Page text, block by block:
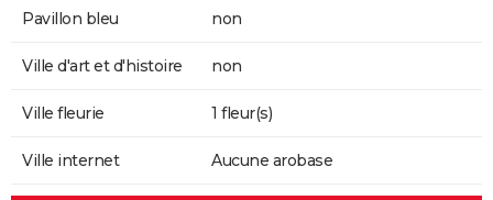
Pavillon bleu non
Ville d'art et d'histoire non
Ville fleurie 1 fleur(s)
Ville internet Aucune arobase